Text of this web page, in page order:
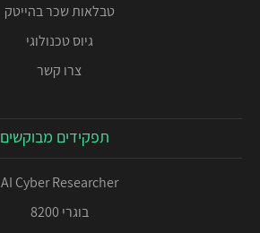
טבלאות שכר בהייטק
גיוס טכנולוגי
צרו קשר
תפקידים מבוקשים
AI Cyber Researcher
בוגרי 8200